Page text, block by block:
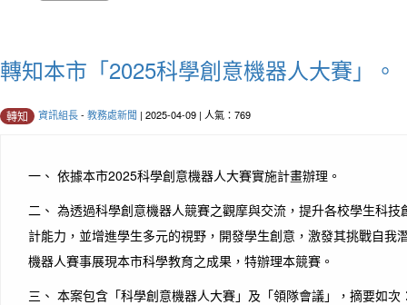
轉知本市「2025科學創意機器人大賽」。
轉知 資訊組長- 教務處新聞 | 2025-04-09 | 人氣：769
一、 依據本市2025科學創意機器人大賽實施計畫辦理。
二、 為透過科學創意機器人競賽之觀摩與交流，提升各校學生科
計能力，並增進學生多元的視野，開發學生創意，激發其挑戰自我
機器人賽事展現本市科學教育之成果，特辦理本競賽。
三、 本案包含「科學創意機器人大賽」及「領隊會議」，摘要如次